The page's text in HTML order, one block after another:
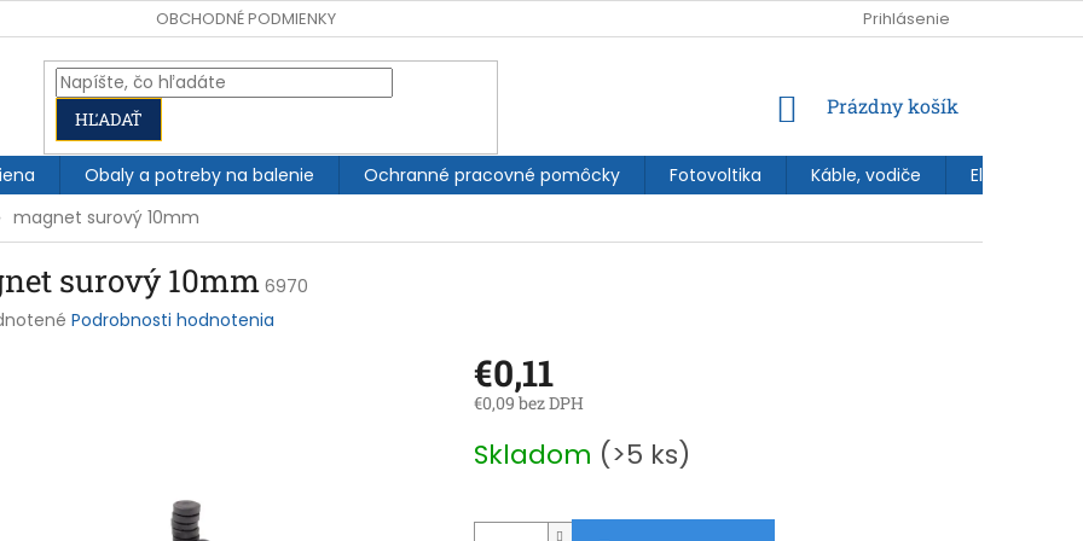
OBCHODNÉ PODMIENKY Prihlásenie
HĽADAŤ
NÁKUPNÝ
Prázdny košík
Obaly a potreby na balenie Ochranné pracovné pomôcky Fotovoltika Káble, vodiče
magnet surový 10mm
surový 10mm 6970
Podrobnosti hodnotenia
€0,11
€0,09 bez DPH
cena:
Skladom (>5 ks)